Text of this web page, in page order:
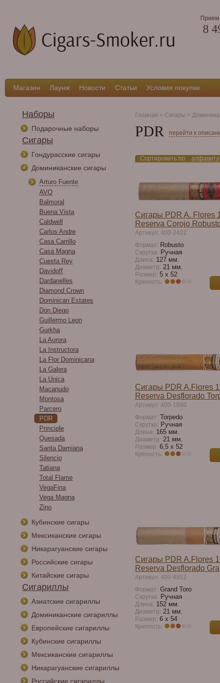
Прием
8
Магазин Лаунж Новости Статьи Условия покупки
Наборы
Подарочные наборы
Сигары
Гондурасские сигары
Доминиканские сигары
Arturo Fuente
AVO
Balmoral
Buena Vista
Caldwell
Carlos Andre
Casa Carrillo
Casa Magna
Cuesta Rey
Davidoff
Dardanelles
Diamond Crown
Dominican Estates
Don Diego
Guillermo Leon
Gurkha
La Aurora
La Instructora
La Flor Dominicana
La Galera
La Unica
Macanudo
Montosa
Parcero
PDR
Principle
Quesada
Santa Damiana
Silencio
Tatiana
Total Flame
VegaFina
Vega Magna
Zino
Кубинские сигары
Мексиканские сигары
Никарагуанские сигары
Российские сигары
Китайские сигары
Сигариллы
Азиатские сигариллы
Доминиканские сигариллы
Европейские сигариллы
Кубинские сигариллы
Мексиканские сигариллы
Никарагуанские сигариллы
Российские сигариллы
Главная > Сигары >
PDR перейти к
Сортировать по: алфавиту
Сигары PDR A. Flores
Reserva Corojo
Артикул: 400-2422
Формат: Robusto
Скрутка: Ручная
Длина: 127 мм.
Диаметр: 21 мм.
Размер: 5 х 52
Крепость:
Сигары PDR A.Flores
Reserva Desflorado
Артикул: 400-1840
Формат: Torpedo
Скрутка: Ручная
Длина: 165 мм.
Диаметр: 21 мм.
Размер: 6,5 x 52
Крепость:
Сигары PDR A.Flores
Reserva Desflorado
Артикул: 400-4852
Формат: Grand Toro
Скрутка: Ручная
Длина: 152 мм.
Диаметр: 21 мм.
Размер: 6 x 54
Крепость: